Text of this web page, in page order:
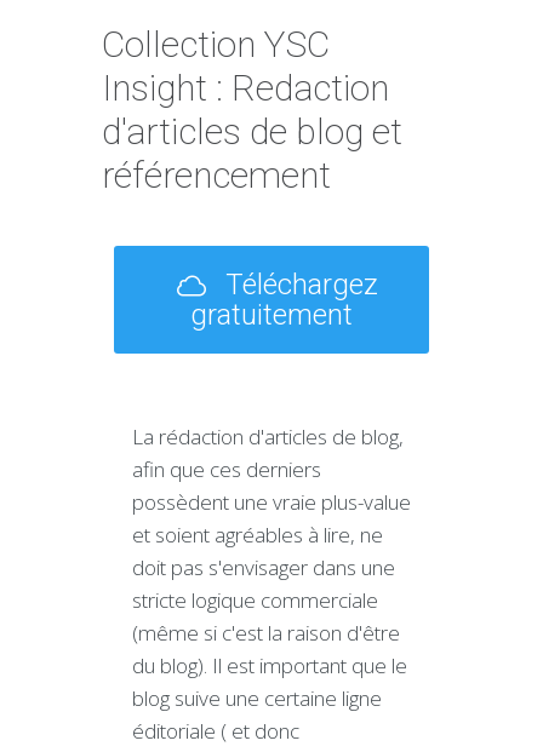
Collection YSC
Insight : Redaction
d'articles de blog et
référencement
Téléchargez
gratuitement
La rédaction d'articles de blog,
afin que ces derniers
possèdent une vraie plus-value
et soient agréables à lire, ne
doit pas s'envisager dans une
stricte logique commerciale
(même si c'est la raison d'être
du blog). Il est important que le
blog suive une certaine ligne
éditoriale ( et donc